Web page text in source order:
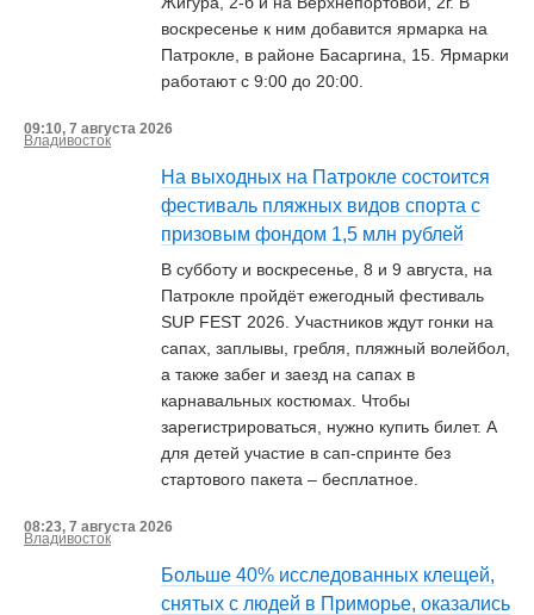
воскресенье к ним добавится ярмарка на
Патрокле, в районе Басаргина, 15. Ярмарки
работают с 9:00 до 20:00.
09:10, 7 августа 2026
Владивосток
На выходных на Патрокле состоится
фестиваль пляжных видов спорта с
призовым фондом 1,5 млн рублей
В субботу и воскресенье, 8 и 9 августа, на
Патрокле пройдёт ежегодный фестиваль
SUP FEST 2026. Участников ждут гонки на
сапах, заплывы, гребля, пляжный волейбол,
а также забег и заезд на сапах в
карнавальных костюмах. Чтобы
зарегистрироваться, нужно купить билет. А
для детей участие в сап-спринте без
стартового пакета – бесплатное.
08:23, 7 августа 2026
Владивосток
Больше 40% исследованных клещей,
снятых с людей в Приморье, оказались